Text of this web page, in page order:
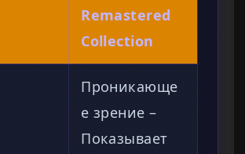
Remastered
Collection
Проникающе
е зрение –
Показывает